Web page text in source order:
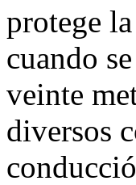
protege
cuando
veinte
diversos